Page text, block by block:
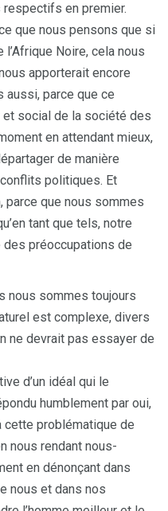
en premier.
que nous pensons que si
Noire, cela nous
apporterait encore
aussi, parce que ce
social de la société des
en attendant mieux,
de manière
politiques. Et
parce que nous sommes
tant que tels, notre
préoccupations de
nous sommes toujours
est complexe, divers
ne devrait pas essayer de
d’un idéal qui le
humblement par oui,
cette problématique de
nous rendant nous-
en dénonçant dans
nous et dans nos